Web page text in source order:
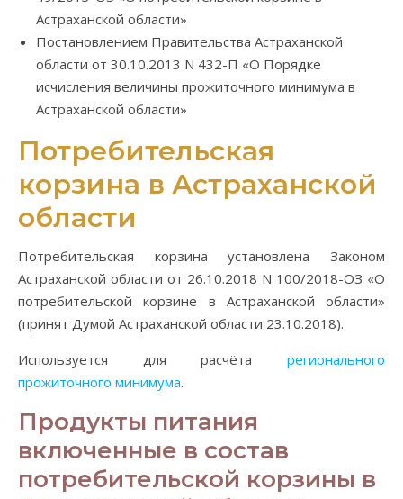
Астраханской области»
Постановлением Правительства Астраханской
области от 30.10.2013 N 432-П «О Порядке
исчисления величины прожиточного минимума в
Астраханской области»
Потребительская
корзина в Астраханской
области
Потребительская корзина установлена Законом
Астраханской области от 26.10.2018 N 100/2018-ОЗ «О
потребительской корзине в Астраханской области»
(принят Думой Астраханской области 23.10.2018).
Используется для расчёта регионального
прожиточного минимума.
Продукты питания
включенные в состав
потребительской корзины в